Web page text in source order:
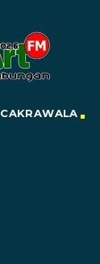
CAKRAWALA